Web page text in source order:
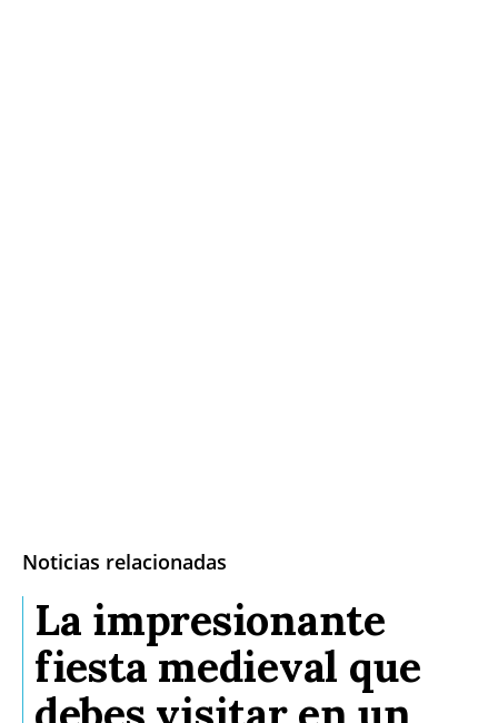
Noticias relacionadas
La impresionante
fiesta medieval que